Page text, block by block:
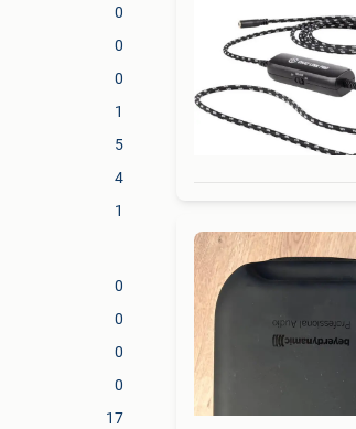
0
0
0
1
5
4
1
0
0
0
0
17